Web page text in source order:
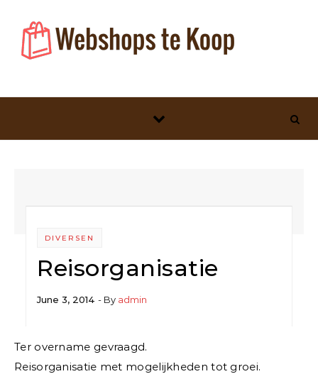
DIVERSEN
Reisorganisatie
June 3, 2014 - By admin
Ter overname gevraagd.
Reisorganisatie met mogelijkheden tot groei.